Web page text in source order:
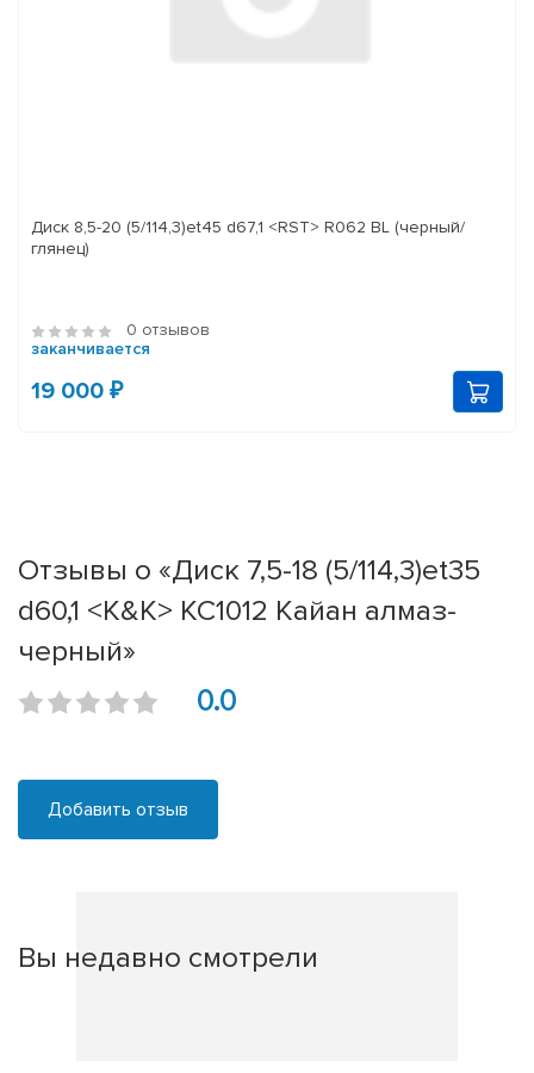
Диск 8,5-20 (5/114,3)et45 d67,1 <RST> R062 BL (черный/
глянец)
0 отзывов
заканчивается
19 000 ₽
Отзывы о «Диск 7,5-18 (5/114,3)et35
d60,1 <K&K> КС1012 Кайан алмаз-
черный»
0.0
Добавить отзыв
Вы недавно смотрели